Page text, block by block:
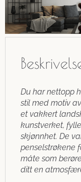
Du har nettopp
stil med motiv
et vakkert
kunstverket,
skjønnhet. De
penselstrøkene
måte som
ditt en